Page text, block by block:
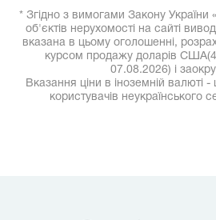
* Згідно з вимогами Закону України
об'єктів нерухомості на сайті
вказана в цьому оголошенні,
курсом продажу доларів
07.08.2026) і
Вказання ціни в іноземній валюті -
користувачів неукраїнського